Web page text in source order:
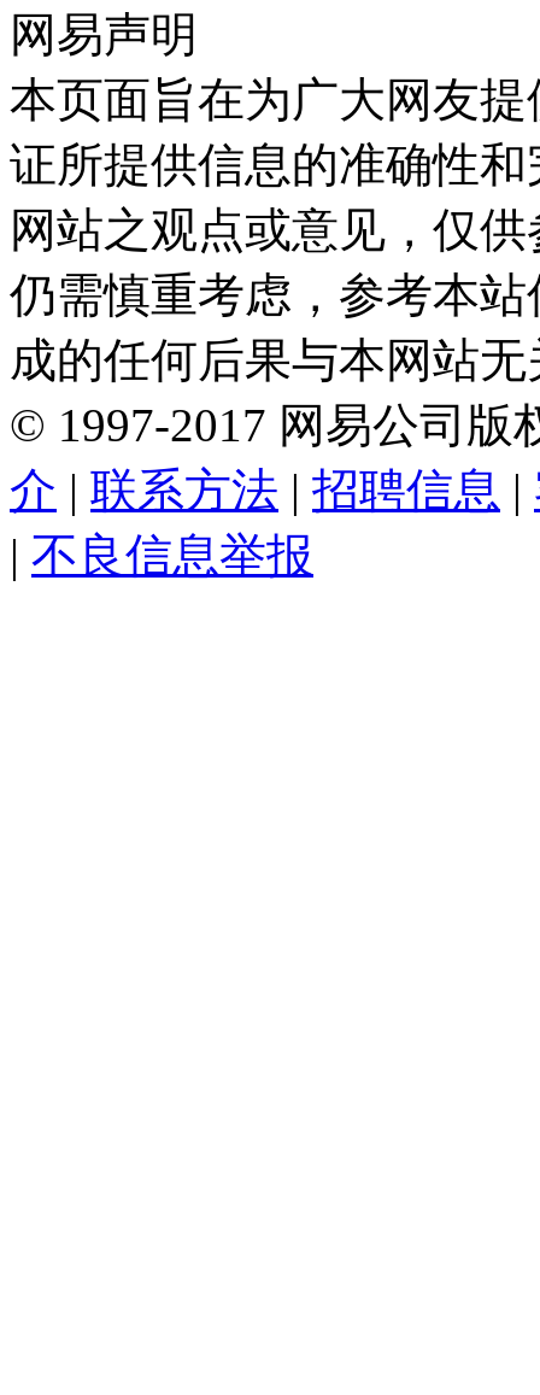
网易声明
本页面旨在为广大网友
证所提供信息的准确性
网站之观点或意见，仅
仍需慎重考虑，参考本
成的任何后果与本网站
© 1997-2017 网易公司版
介 | 联系方法 | 招聘信息 |
| 不良信息举报